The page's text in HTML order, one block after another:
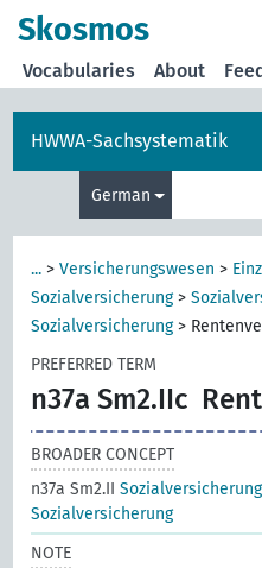
Skosmos
Vocabularies About
HWWA-Sachsystematik
German
... >Versicherungswesen >
Sozialversicherung>
Sozialversicherung>
PREFERRED TERM
n37a Sm2.IIc
BROADER CONCEPT
n37a Sm2.II
Sozialversicherung
NOTE